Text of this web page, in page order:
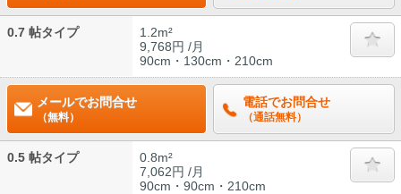
0.7 帖タイプ
1.2m²
9,768円 /月
90cm・130cm・210cm
メールでお問合せ
（無料）
電話でお問合せ
（通話無料）
0.5 帖タイプ
0.8m²
7,062円 /月
90cm・90cm・210cm